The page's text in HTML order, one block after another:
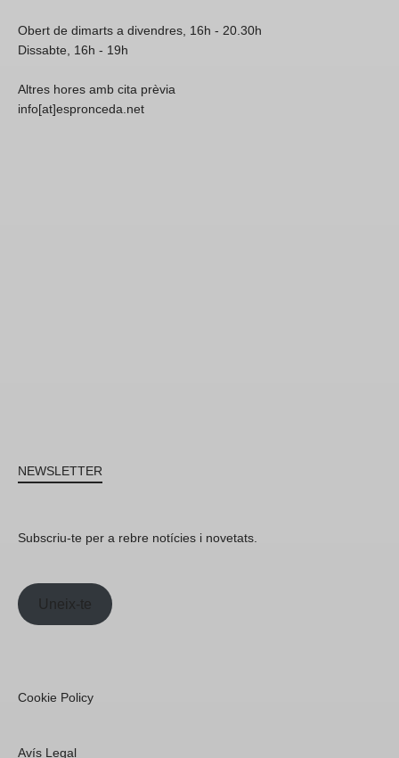
Obert de dimarts a divendres, 16h - 20.30h
Dissabte, 16h - 19h
Altres hores amb cita prèvia
info[at]espronceda.net
NEWSLETTER
Subscriu-te per a rebre notícies i novetats.
Uneix-te
Cookie Policy
Avís Legal